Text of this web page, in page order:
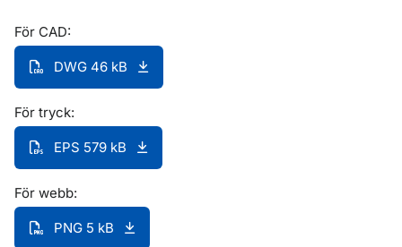
För CAD:
DWG 46 kB
För tryck:
EPS 579 kB
För webb:
PNG 5 kB